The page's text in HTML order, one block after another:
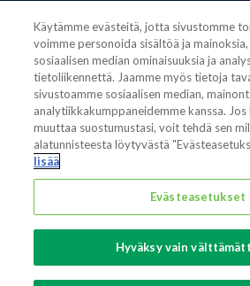
Käyttöehdot
Modern Slavery Statement
Tietosuojaseloste
Käyttöehdot
Evästeasetukset
Also of interest
Sustainable Packaging Solutions
Media contacts
Käytämme evästeitä, jotta sivustomme
voimme personoida sisältöä ja
sosiaalisen median ominaisuuksia ja
tietoliikennettä. Jaamme myös tietoja
sivustoamme sosiaalisen median,
analytiikkakumppaneidemme kanssa.
muuttaa suostumustasi, voit tehdä sen
alatunnisteesta löytyvästä
lisää
Evästeasetukset
Hyväksy vain